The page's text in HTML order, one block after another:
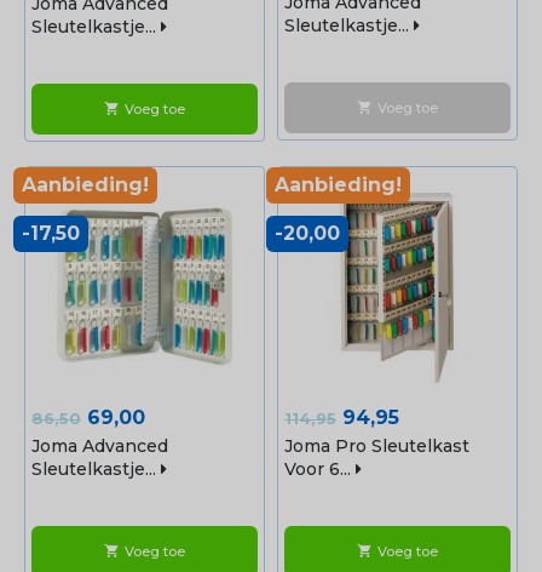
Sleutelkastje...
shopping_cart Voeg toe
Sleutelkastje...
shopping_cart Voeg toe
Normale
prijs
86,50 Prijs
69,00
Joma Advanced
Sleutelkastje...
shopping_cart Voeg toe
Aanbieding!
-17,50
Normale
prijs
114,95 Prijs
94,95
Joma Pro Sleutelkast
Voor 6...
shopping_cart Voeg toe
Aanbieding!
-20,00